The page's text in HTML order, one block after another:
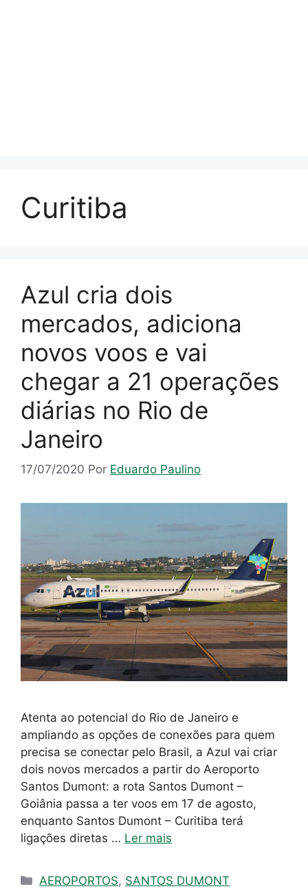
Curitiba
Azul cria dois
mercados, adiciona
novos voos e vai
chegar a 21 operações
diárias no Rio de
Janeiro
17/07/2020 Por Eduardo Paulino
Atenta ao potencial do Rio de Janeiro e
ampliando as opções de conexões para quem
precisa se conectar pelo Brasil, a Azul vai criar
dois novos mercados a partir do Aeroporto
Santos Dumont: a rota Santos Dumont –
Goiânia passa a ter voos em 17 de agosto,
enquanto Santos Dumont – Curitiba terá
ligações diretas … Ler mais
Categorias
AEROPORTOS, SANTOS DUMONT